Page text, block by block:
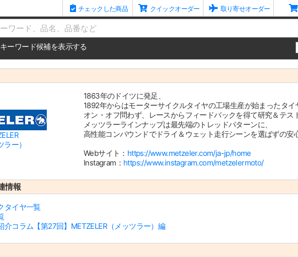
チェックした商品 クイックオーダー 取り寄せオーダー
キーワード候補を表示する
ー）
1863年のドイツに発足、
1892年からはモーターサイクルタイヤの工場生産が始まったタイ
オン・オフ問わず、レースからフィードバックを得て研究＆テス
メッツラーラインナップは最先端のトレッドパターンに、
高性能コンパウンドでドライ＆ウェット走行シーンを選ばずの安
Webサイト： https://www.metzeler.com/ja-jp/home
Instagram： https://www.instagram.com/metzelermoto/
情報
タイヤ一覧
介コラム【第27回】METZELER（メッツラー）編